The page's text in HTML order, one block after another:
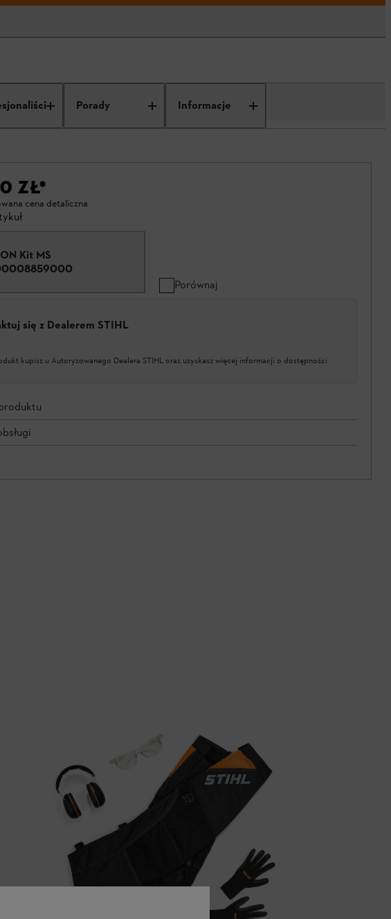
Porady Informacje
ZŁ*
cena detaliczna
Kit MS
Porównaj
się z Dealerem STIHL
kupisz u Autoryzowanego Dealera STIHL oraz uzyskasz więcej informacji o dostępności